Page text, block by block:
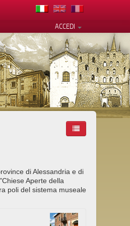
ACCEDI
di Alessandria e di
Aperte della
poli del sistema museale